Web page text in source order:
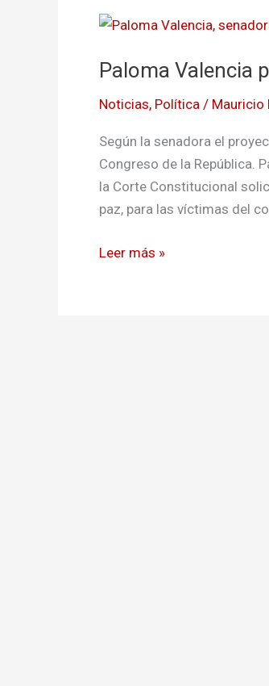
Paloma Valencia
Noticias, Política / Mauricio
Según la senadora el
Congreso de la República.
la Corte Constitucional
paz, para las víctimas del
Paloma
pidió
las
16
curules
de
paz
Leer más »